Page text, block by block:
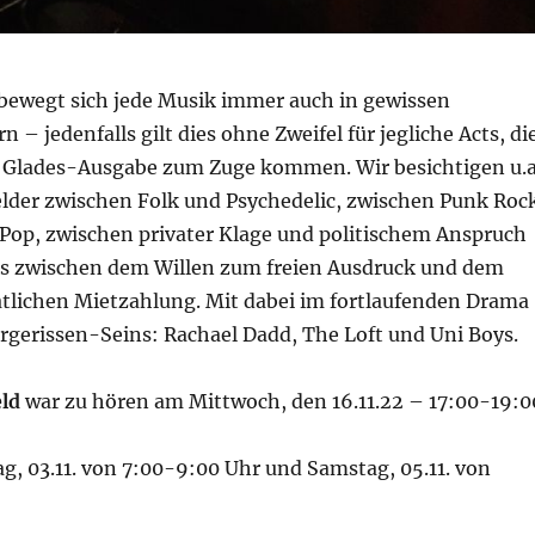
sich jede Musik immer auch in gewissen
– jedenfalls gilt dies ohne Zweifel für jegliche Acts,
Ausgabe zum Zuge kommen. Wir besichtigen
zwischen Folk und Psychedelic, zwischen Punk
zwischen privater Klage und politischem Anspruch
zwischen dem Willen zum freien Ausdruck und dem
Mietzahlung. Mit dabei im fortlaufenden Drama
Seins: Rachael Dadd, The Loft und Uni Boys.
war zu hören am Mittwoch, den 16.11.22 – 17:00-
03.11. von 7:00-9:00 Uhr und Samstag, 05.11. von